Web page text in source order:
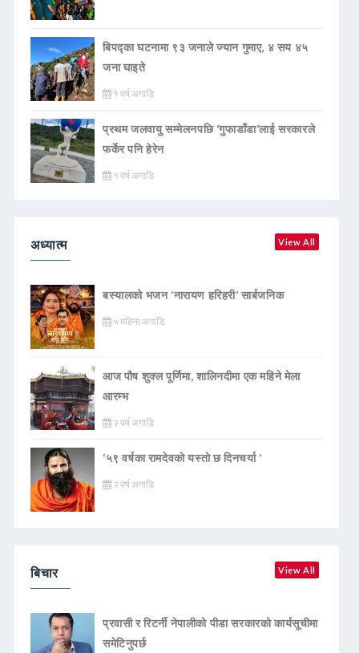
बिपद्का घटनामा ९३ जनाले ज्यान गुमाए, ४ सय ४५
जना घाइते
१ वर्ष अगाडि
प्रथम जलवायु सम्मेलनपछि ‘गुफाडाँडा’लाई सरकारले
फर्केर पनि हेरेन
१ वर्ष अगाडि
अध्यात्म View All
बस्यालको भजन ‘नारायण हरिहरी’ सार्बजनिक
५ महिना अगाडि
आज पौष शुक्ल पूर्णिमा, शालिनदीमा एक महिने मेला
आरम्भ
२ वर्ष अगाडि
‘५९ वर्षका रामदेवकाे यस्ताे छ दिनचर्या ’
२ वर्ष अगाडि
बिचार View All
प्रवासी र रिटर्नी नेपालीको पीडा सरकारको कार्यसूचीमा
समेटिनुपर्छ